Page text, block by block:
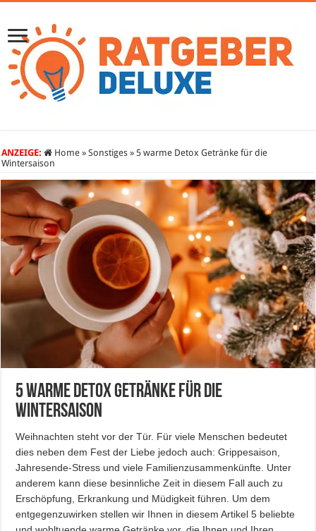
ANZEIGE: Home » Sonstiges » 5 warme Detox Getränke für die
Wintersaison
5 warme Detox Getränke für die
Wintersaison
Weihnachten steht vor der Tür. Für viele Menschen bedeutet
dies neben dem Fest der Liebe jedoch auch: Grippesaison,
Jahresende-Stress und viele Familienzusammenkünfte. Unter
anderem kann diese besinnliche Zeit in diesem Fall auch zu
Erschöpfung, Erkrankung und Müdigkeit führen. Um dem
entgegenzuwirken stellen wir Ihnen in diesem Artikel 5 beliebte